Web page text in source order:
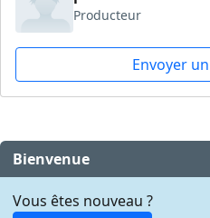
Producteur
Envoyer
Bienvenue
Vous êtes nouveau ?